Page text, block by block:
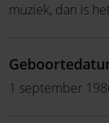
muziek, dan is
1 september